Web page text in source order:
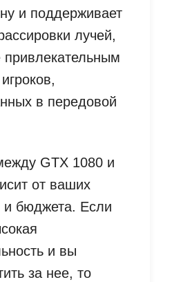
и поддерживает
лучей,
привлекательным
в передовой
GTX 1080 и
от ваших
и бюджета. Если
и вы
за нее, то